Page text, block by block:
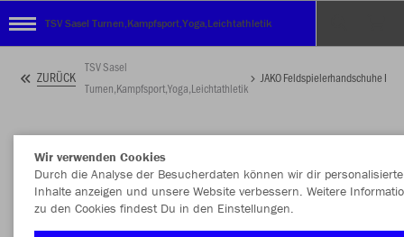
TSV Sasel Turnen,Kampfsport,Yoga,Leichtathletik
ZURÜCK
TSV Sasel
Turnen,Kampfsport,Yoga,Leichtathletik
JAKO Feldspielerhandschuhe
Wir verwenden Cookies
Durch die Analyse der Besucherdaten können wir dir personalisierte
Inhalte anzeigen und unsere Website verbessern. Weitere
zu den Cookies findest Du in den Einstellungen.